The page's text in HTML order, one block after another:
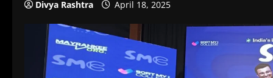
Divya Rashtra April 18, 2025